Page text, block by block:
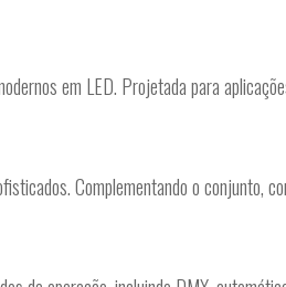
em LED. Projetada para
Complementando o conjunto,